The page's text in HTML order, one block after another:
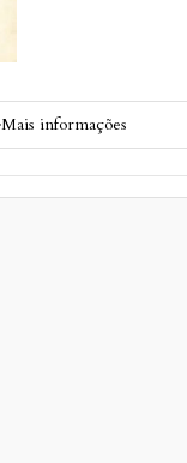
Mais informações